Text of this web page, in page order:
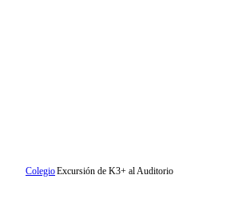
ColegioExcursión de K3+ al Auditorio